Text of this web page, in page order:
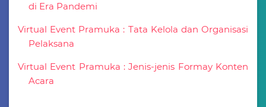
di Era Pandemi
Virtual Event Pramuka : Tata Kelola dan Organisasi
Pelaksana
Virtual Event Pramuka : Jenis-jenis Formay Konten
Acara